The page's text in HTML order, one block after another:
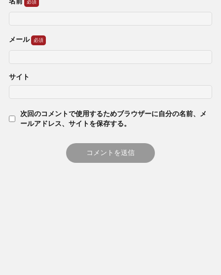
メール
サイト
次回のコメントで使用するためブラウザーに自分の名前、メ
ールアドレス、サイトを保存する。